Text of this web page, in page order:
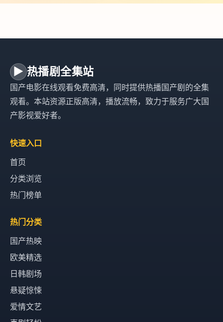
▶ 热播剧全集站
国产电影在线观看免费高清，同时提供热播国产剧的全集
观看。本站资源正版高清，播放流畅，致力于服务广大国
产影视爱好者。
快速入口
首页
分类浏览
热门榜单
热门分类
国产热映
欧美精选
日韩剧场
悬疑惊悚
爱情文艺